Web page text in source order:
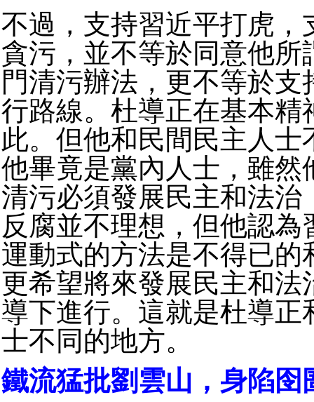
不過，支持習近平打虎，
貪污，並不等於同意他所
門清污辦法，更不等於支
行路線。杜導正在基本精
此。但他和民間民主人士
他畢竟是黨內人士，雖然
清污必須發展民主和法治
反腐並不理想，但他認為
運動式的方法是不得已的
更希望將來發展民主和法
導下進行。這就是杜導正
士不同的地方。
鐵流猛批劉雲山，身陷囹